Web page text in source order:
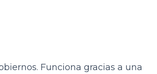
Funciona gracias a una